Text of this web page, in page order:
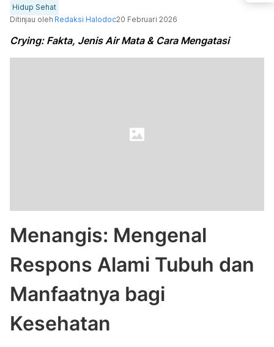
Hidup Sehat
Ditinjau oleh Redaksi Halodoc20 Februari 2026
Crying: Fakta, Jenis Air Mata & Cara Mengatasi
Menangis: Mengenal
Respons Alami Tubuh dan
Manfaatnya bagi
Kesehatan